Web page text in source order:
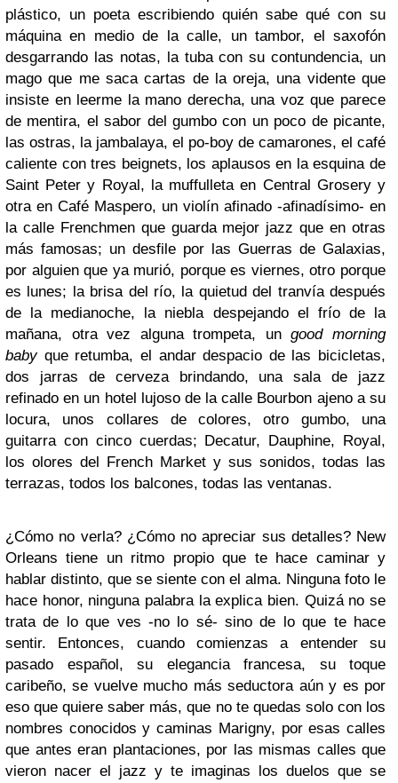
plástico, un poeta escribiendo quién sabe qué con su
máquina en medio de la calle, un tambor, el saxofón
desgarrando las notas, la tuba con su contundencia, un
mago que me saca cartas de la oreja, una vidente que
insiste en leerme la mano derecha, una voz que parece
de mentira, el sabor del gumbo con un poco de picante,
las ostras, la jambalaya, el po-boy de camarones, el café
caliente con tres beignets, los aplausos en la esquina de
Saint Peter y Royal, la muffulleta en Central Grosery y
otra en Café Maspero, un violín afinado -afinadísimo- en
la calle Frenchmen que guarda mejor jazz que en otras
más famosas; un desfile por las Guerras de Galaxias,
por alguien que ya murió, porque es viernes, otro porque
es lunes; la brisa del río, la quietud del tranvía después
de la medianoche, la niebla despejando el frío de la
mañana, otra vez alguna trompeta, ungood morning
babyque retumba, el andar despacio de las bicicletas,
dos jarras de cerveza brindando, una sala de jazz
refinado en un hotel lujoso de la calle Bourbon ajeno a su
locura, unos collares de colores, otro gumbo, una
guitarra con cinco cuerdas; Decatur, Dauphine, Royal,
los olores del French Market y sus sonidos, todas las
terrazas, todos los balcones, todas las ventanas.
¿Cómo no verla? ¿Cómo no apreciar sus detalles? New
Orleans tiene un ritmo propio que te hace caminar y
hablar distinto, que se siente con el alma. Ninguna foto le
hace honor, ninguna palabra la explica bien. Quizá no se
trata de lo que ves -no lo sé- sino de lo que te hace
sentir. Entonces, cuando comienzas a entender su
pasado español, su elegancia francesa, su toque
caribeño, se vuelve mucho más seductora aún y es por
eso que quiere saber más, que no te quedas solo con los
nombres conocidos y caminas Marigny, por esas calles
que antes eran plantaciones, por las mismas calles que
vieron nacer el jazz y te imaginas los duelos que se